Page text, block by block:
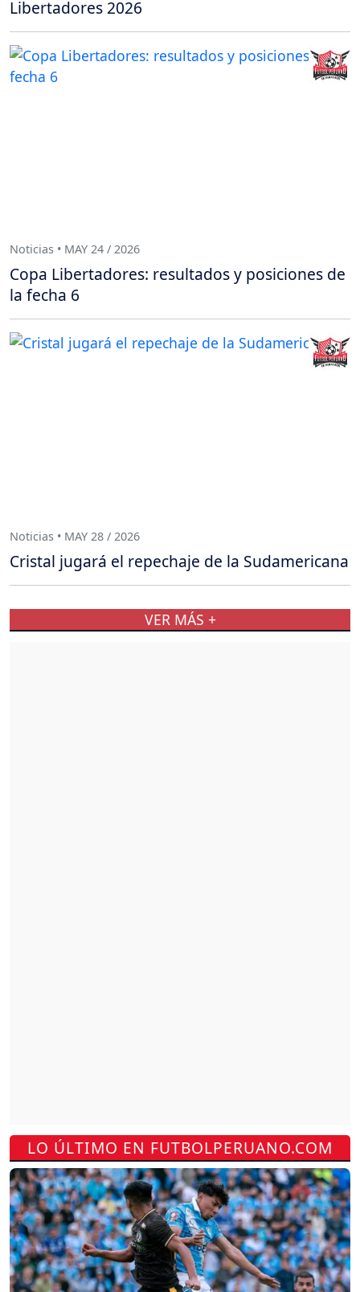
LO ÚLTIMO EN FUTBOLPERUANO.COM
Libertadores 2026
Noticias • MAY 24 / 2026
Copa Libertadores: resultados y posiciones de
la fecha 6
Noticias • MAY 28 / 2026
Cristal jugará el repechaje de la Sudamericana
VER MÁS +